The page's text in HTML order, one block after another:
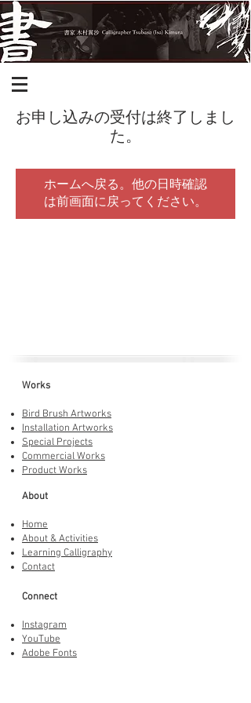
お申し込みの受付は終了しまし
た。
ホームへ戻る。他の日時確認
は前画面に戻ってください。
Works
Bird Brush Artworks
Installation Artworks
Special Projects
Commercial Works
Product Works
About
Home
About & Activities
Learning Calligraphy
Contact
Connect
Instagram
YouTube
Adobe Fonts